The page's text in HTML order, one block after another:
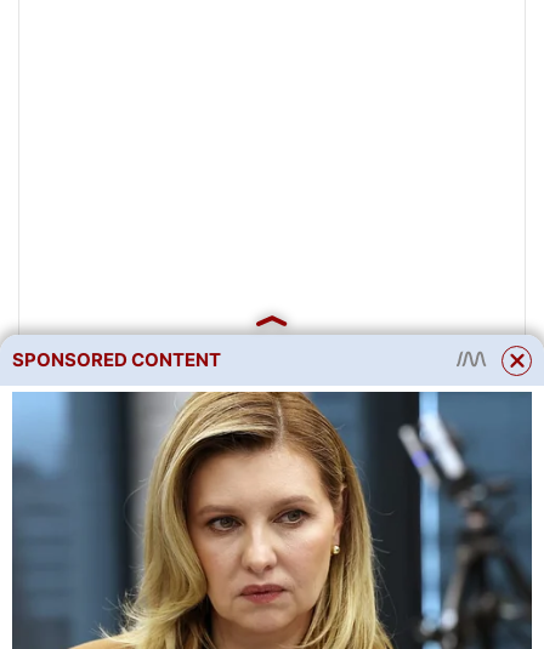
SPONSORED CONTENT